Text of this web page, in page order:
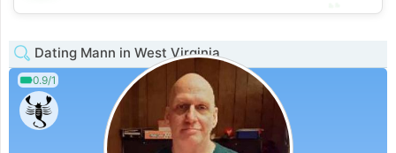
💕
Dating Mann in West Virginia
0.9/1